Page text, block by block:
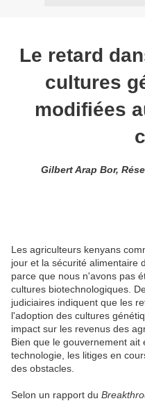
Le retard
cultures
modifiées
Gilbert Arap Bor,
Les agriculteurs kenyans
jour et la sécurité alimentaire
parce que nous n'avons pas
cultures biotechnologiques.
judiciaires indiquent que les
l'adoption des cultures
impact sur les revenus des
Bien que le gouvernement
technologie, les litiges en
des obstacles.
Selon un rapport du